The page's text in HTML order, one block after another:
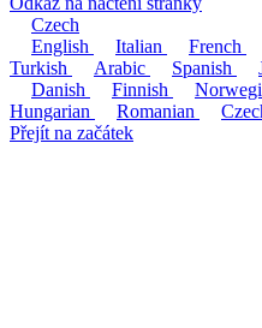
Czech
English
Italian French
Turkish
Arabic Spanish
Danish
Finnish
Hungarian
Romanian
Přejít na začátek